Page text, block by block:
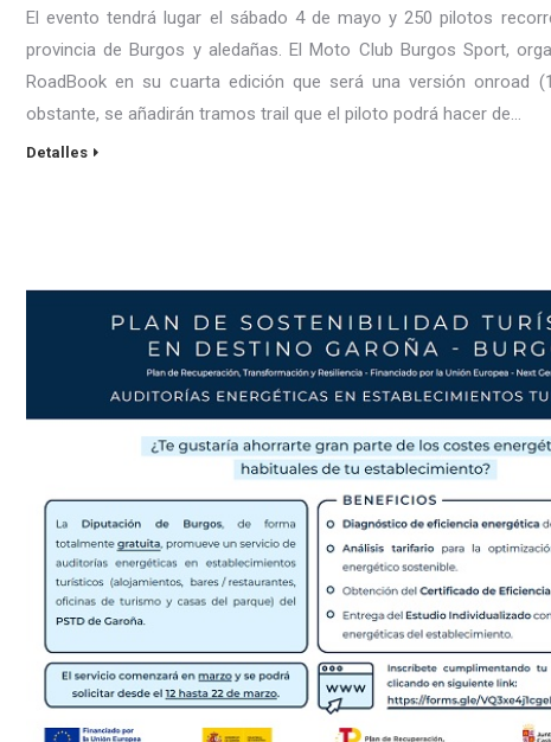
El evento tendrá lugar el sábado 4 de mayo y 250 pilotos
provincia de Burgos y aledañas. El Moto Club Burgos Sport,
RoadBook en su cuarta edición que será una versión onroad
obstante, se añadirán tramos trail que el piloto podrá hacer de…
Detalles